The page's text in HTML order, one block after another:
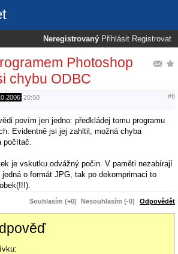
Neregistrovaný Přihlásit Registrovat
Photoshop
chybu ODBC
20:50 #8
povím jen jedno: předkládej tomu programu
Evidentně jsi jej zahltil, možná chyba
počítač.
je vskutku odvážný počin. V paměti nezabírají
o formát JPG, tak po dekomprimaci to
Souhlasím (+0) Nesouhlasím (-0) Odpovědět